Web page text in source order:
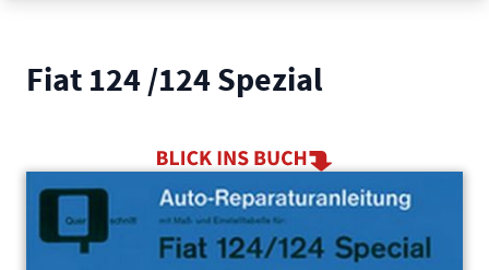
Fiat 124 /124 Spezial
Main image
Click to view image in fullscreen